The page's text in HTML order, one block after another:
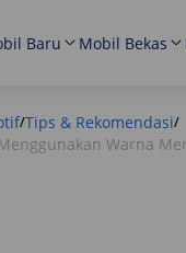
Baru Mobil Bekas
/Tips & Rekomendasi/
Warna